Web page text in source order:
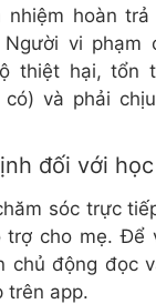
nhiệm hoàn
vi phạm
thiệt hại, tổn
có) và phải
đối với
sóc trực
trợ cho mẹ. Để
chủ động đọc
trên app.